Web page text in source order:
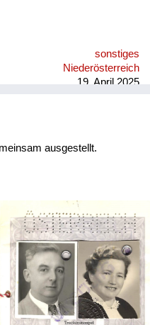
sonstiges
Niederösterreich
19. April 2025
ausgestellt.